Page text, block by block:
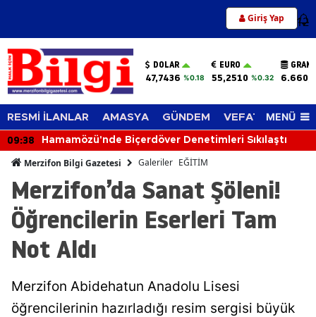
Giriş Yap 12
DOLAR
47,7436 %0.18
EURO
55,2510 %0.32
RESMİ İLANLAR AMASYA GÜNDEM VEFAT EDENLER
MENÜ
09:38 Hamamözü'nde Biçerdöver Denetimleri Sıkılaştı
Merzifon Bilgi Gazetesi Galeriler EĞİTİM
Merzifon’da Sanat Şöleni!
Öğrencilerin Eserleri Tam
Not Aldı
Merzifon Abidehatun Anadolu Lisesi
öğrencilerinin hazırladığı resim sergisi büyük